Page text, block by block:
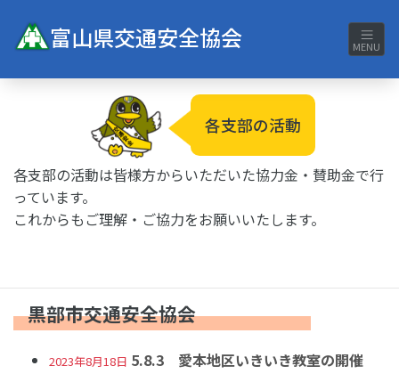
富山県交通安全協会 MENU
各支部の活動
各支部の活動は皆様方からいただいた協力金・賛助金で行
っています。
これからもご理解・ご協力をお願いいたします。
黒部市交通安全協会
2023年8月18日 5.8.3 愛本地区いきいき教室の開催